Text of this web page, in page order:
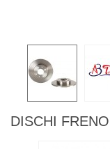
DISCHI